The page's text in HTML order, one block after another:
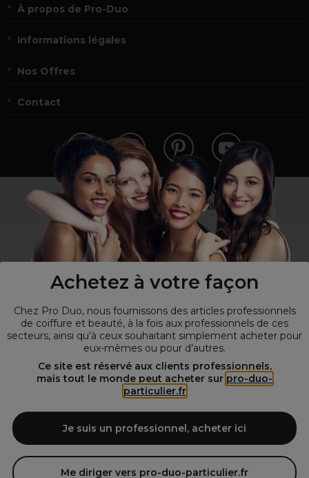
Achetez à votre façon
Chez Pro Duo, nous fournissons des articles professionnels
de coiffure et beauté, à la fois aux professionnels de ces
secteurs, ainsi qu’à ceux souhaitant simplement acheter pour
eux-mêmes ou pour d’autres.
Ce site est réservé aux clients professionnels,
mais tout le monde peut acheter sur pro-duo-
particulier.fr
Je suis un professionnel, acheter ici
Me diriger vers pro-duo-particulier.fr
À propos de Pro-Duo
Informations légales
Nos Offres
Contact
Vous n’êtes pas un professionnel ?
Visitez notre site pour les particuliers!
Spécialiste de la coiffure et de la beauté, nous vous proposons une
large sélection de produits professionnels pour la coiffure et
Duo le fournisseur incontournable des salons de coiffure et instituts
de beauté! Notre gamme de produits s’adresse également à tous ceux
qui sont à la recherche de produits et d'accessoires de coiffure et de
matériel esthétique de qualité.